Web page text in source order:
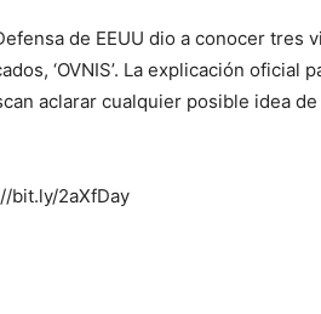
de EEUU dio a conocer tres
‘OVNIS’. La explicación oficial
aclarar cualquier posible idea
bit.ly/2aXfDay